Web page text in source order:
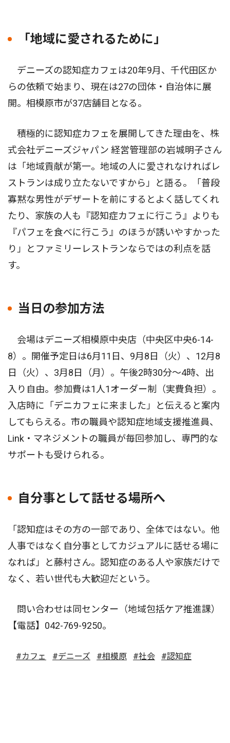
「地域に愛されるために」
デニーズの認知症カフェは20年9月、千代田区か
らの依頼で始まり、現在は27の団体・自治体に展
開。相模原市が37店舗目となる。
積極的に認知症カフェを展開してきた理由を、株
式会社デニーズジャパン 経営管理部の岩城明子さん
は「地域貢献が第一。地域の人に愛されなければレ
ストランは成り立たないですから」と語る。「普段
寡黙な男性がデザートを前にするとよく話してくれ
たり、家族の人も『認知症カフェに行こう』よりも
『パフェを食べに行こう』のほうが誘いやすかった
り」とファミリーレストランならではの利点を話
す。
当日の参加方法
会場はデニーズ相模原中央店（中央区中央6-14-
8）。開催予定日は6月11日、9月8日（火）、12月8
日（火）、3月8日（月）。午後2時30分〜4時、出
入り自由。参加費は1人1オーダー制（実費負担）。
入店時に「デニカフェに来ました」と伝えると案内
してもらえる。市の職員や認知症地域支援推進員、
Link・マネジメントの職員が毎回参加し、専門的な
サポートも受けられる。
自分事として話せる場所へ
「認知症はその方の一部であり、全体ではない。他
人事ではなく自分事としてカジュアルに話せる場に
なれば」と藤村さん。認知症のある人や家族だけで
なく、若い世代も大歓迎だという。
問い合わせは同センター（地域包括ケア推進課）
【電話】042-769-9250。
#カフェ #デニーズ #相模原 #社会 #認知症